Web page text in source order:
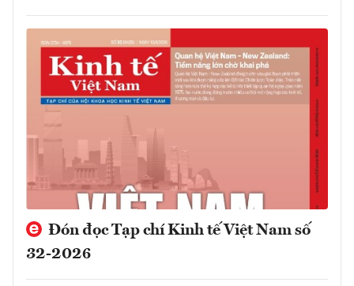
Đón đọc Tạp chí Kinh tế Việt Nam số
32-2026